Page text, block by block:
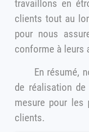
travaillons en étroite collaboration avec nos
clients tout au long
pour nous
conforme
En résumé, nous proposons
de réalisation
mesure pour les
clients.